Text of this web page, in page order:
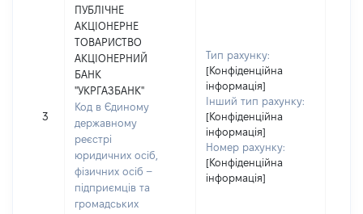
3
ПУБЛІЧНЕ
АКЦІОНЕРНЕ
ТОВАРИСТВО
АКЦІОНЕРНИЙ
БАНК
"УКРГАЗБАНК"
Код в Єдиному
державному
реєстрі
юридичних осіб,
фізичних осіб –
підприємців та
громадських
Тип рахунку:
[Конфіденційна
інформація]
Інший тип рахунку:
[Конфіденційна
інформація]
Номер рахунку:
[Конфіденційна
інформація]